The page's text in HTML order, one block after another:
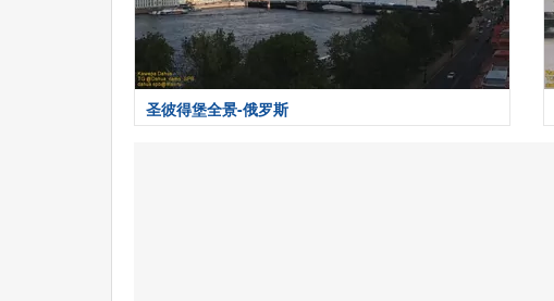
圣彼得堡全景-俄罗斯